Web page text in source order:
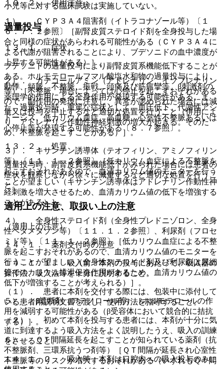
小児等に対する臨床試験は実施していない。
過量投与
１３．１． 症状
ブデソニドの過量投与により副腎皮質系機能低下することが
ある。ホルモテロールフマル酸塩水和物の過量投与により、
動悸、頻脈、不整脈、振戦、頭痛及び筋痙攣等、β刺激剤の
薬理学的作用による全身作用が発現する可能性がある。ま
た、過量投与時、重篤な症状として、血圧低下、代謝性アシ
ドーシス、低カリウム血症、高血糖、心室性不整脈あるいは
心停止等が発現する可能性がある〔８．７参照〕。
１３．２． 処置
過量投与時、副腎皮質系機能低下がみられた場合には患者の
症状を観察しながら徐々に減量するなど適切な処置を行うこ
と。
適用上の注意、取扱い上の注意
（適用上の注意）
１４．１． 薬剤交付時の注意
１４．１．１． 吸入前：本剤の投与にあたって、吸入器の
操作法、吸入法等を十分に説明すること。
（１）． 患者に本剤を交付する際には、包装中に添付して
いる患者用説明文書を渡し、使用方法を指導すること。
（２）． 初めて本剤を投与する患者には、本剤が十分に気
道に到達するよう吸入方法をよく説明したうえ、吸入の訓練
をさせること。
１４．１．２． 吸入時：本剤は口腔内への吸入投与のみに
１０．２． 併用注意：
１）． ＣＹＰ３Ａ４阻害剤（イトラコナゾール等）〔１
６．７．２参照〕［副腎皮質ステロイド剤を全身投与した場
合と同様の症状があらわれる可能性がある（ＣＹＰ３Ａ４に
よる代謝が阻害されることにより、ブデソニドの血中濃度が
上昇する可能性がある）］。
２）． カテコールアミン（アドレナリン、イソプレナリン
等）［不整脈、場合によっては心停止を起こすおそれがある
ので、副作用の発現に注意し、異常が認められた場合には減
量又は投与を中止するなど適切な処置を行うこと（併用によ
り、アドレナリン作動性神経刺激の増大が起きる。そのた
め、不整脈を起こすことがある）］。
３）． キサンチン誘導体（テオフィリン、アミノフィリン
等）〔１１．１．２参照〕［低カリウム血症による不整脈を
起こすおそれがあるので、血清カリウム値のモニターを行う
ことが望ましい（キサンチン誘導体はアドレナリン作動性神
経刺激を増大させるため、血清カリウム値の低下を増強する
ことがある）］。
４）． 全身性ステロイド剤（全身性プレドニゾロン、全身
性ベタメタゾン等）〔１１．１．２参照〕、利尿剤（フロセ
ミド等）〔１１．１．２参照〕［低カリウム血症による不整
脈を起こすおそれがあるので、血清カリウム値のモニターを
行うことが望ましい（全身性ステロイド剤及び利尿剤は尿細
管でのカリウム排泄促進作用があるため、血清カリウム値の
低下が増強することが考えられる）］。
５）． β遮断剤（アテノロール等）［ホルモテロールの作
用を減弱する可能性がある（β受容体において競合的に拮抗
する）］。
６）． ＱＴ間隔延長を起こすことが知られている薬剤（抗
不整脈剤、三環系抗うつ剤等）［ＱＴ間隔が延長され心室性
不整脈等のリスクが増大するおそれがある（いずれもＱＴ間